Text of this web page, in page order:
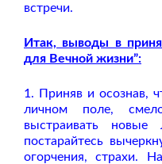
встречи.
Итак, выводы в
для Вечной жизни”:
1. Приняв и осознав,
личном поле,
выстраивать новые
постарайтесь
огорчения, страхи.